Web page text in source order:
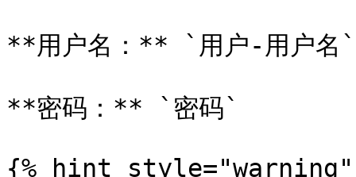
**用户名：** `用户-用户名`
**密码：** `密码`
{% hint style="warning"